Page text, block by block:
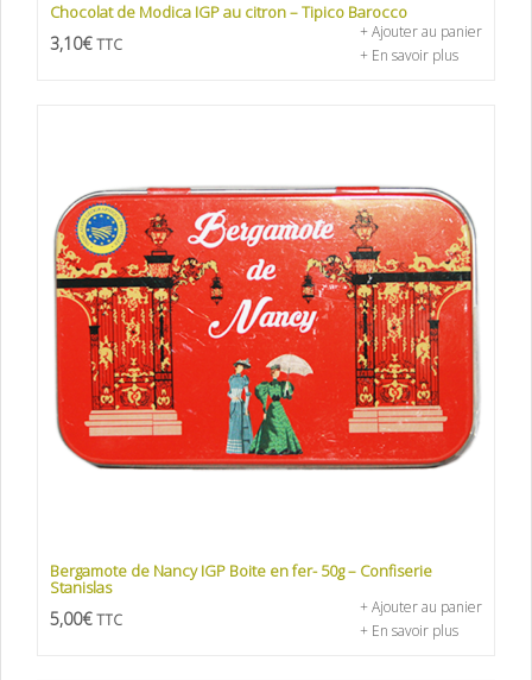
Chocolat de Modica IGP au citron – Tipico Barocco
3,10€ TTC
+ Ajouter au panier
+ En savoir plus
Bergamote de Nancy IGP Boite en fer- 50g – Confiserie
Stanislas
5,00€ TTC
+ Ajouter au panier
+ En savoir plus